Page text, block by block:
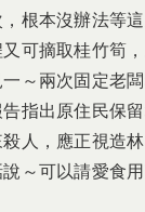
根本沒辦法等
可摘取桂竹筍
～兩次固定老
指出原住民保
人，應正視造
～可以請愛食